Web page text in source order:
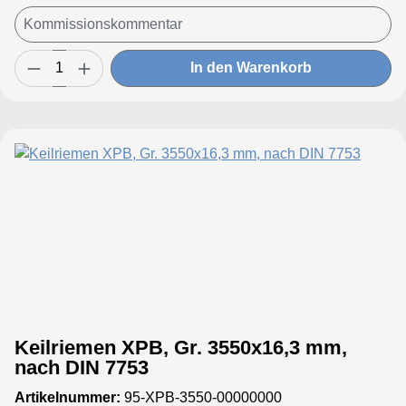
In den Warenkorb
Keilriemen XPB, Gr. 3550x16,3 mm,
nach DIN 7753
Artikelnummer: 95-XPB-3550-00000000